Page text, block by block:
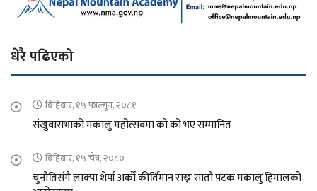
धेरै पढिएको
बिहिबार, १५ फाल्गुन, २०८१
संखुवासभाको मकालु महोत्सवमा को को भए सम्मानित
बिहिबार, १५ चैत्र, २०८०
चुनौतिसंगै लाक्पा शेर्पा अर्को कीर्तिमान राख्न सातौ पटक मकालु हिमालको